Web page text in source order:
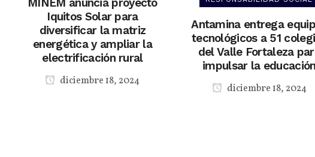
MINEM anuncia proyecto
Iquitos Solar para
diversificar la matriz
energética y ampliar la
electrificación rural
diciembre 18, 2024
Antamina entrega
tecnológicos a 51
del Valle Fortaleza
impulsar la educación
diciembre 18, 2024